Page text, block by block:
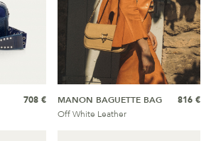
708 €
MANON BAGUETTE BAG
Off White Leather
816 €